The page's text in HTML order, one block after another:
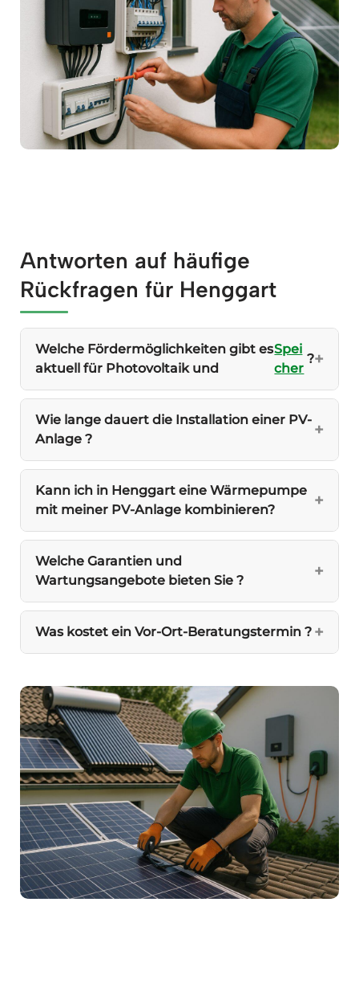
Antworten auf häufige
Rückfragen für Henggart
Welche Fördermöglichkeiten gibt es
aktuell für Photovoltaik und
Spei
cher
?
Wie lange dauert die Installation einer PV-
Anlage ?
Kann ich in Henggart eine Wärmepumpe
mit meiner PV-Anlage kombinieren?
Welche Garantien und
Wartungsangebote bieten Sie ?
Was kostet ein Vor-Ort-Beratungstermin ?